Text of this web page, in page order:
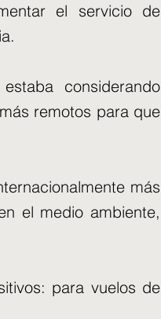
el servicio de
considerando
remotos para que
más
el medio ambiente,
para vuelos de